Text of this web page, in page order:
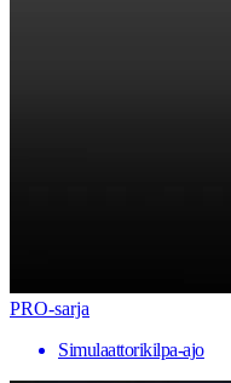
PRO-sarja
Simulaattorikilpa-ajo